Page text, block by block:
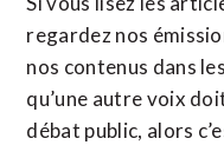
regardez nos
nos contenus dans
qu’une autre voix
débat public, alors